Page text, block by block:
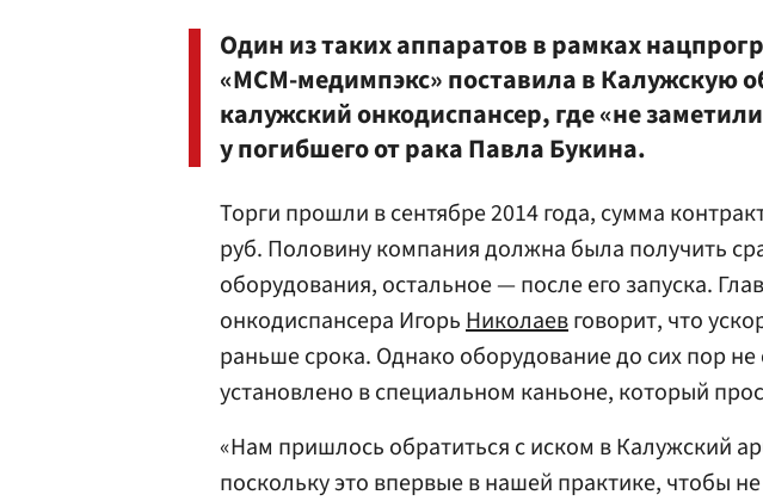
Один из таких аппаратов в рамках
«МСМ-медимпэкс» поставила в Калужскую
калужский онкодиспансер, где «не
у погибшего от рака Павла Букина.
Торги прошли в сентябре 2014 года, сумма
руб. Половину компания должна была получить
оборудования, остальное — после его запуска.
онкодиспансера ИгорьНиколаевговорит, что
раньше срока. Однако оборудование до сих пор
установлено в специальном каньоне, который
«Нам пришлось обратиться с иском в Калужский
поскольку это впервые в нашей практике, чтобы